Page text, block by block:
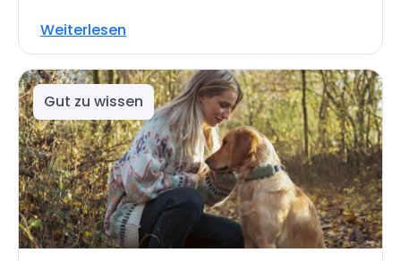
Weiterlesen
Gut zu wissen